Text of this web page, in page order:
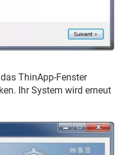
ThinApp-Fenster
Ihr System wird erneut